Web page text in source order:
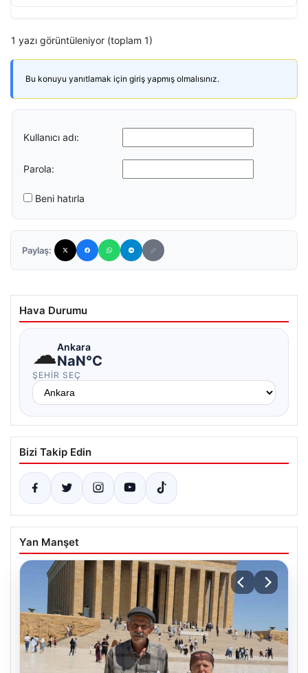
1 yazı görüntüleniyor (toplam 1)
Bu konuyu yanıtlamak için giriş yapmış olmalısınız.
Kullanıcı adı:
Parola:
Beni hatırla
Paylaş:
Hava Durumu
☁Ankara
NaN°C
ŞEHIR SEÇ
Bizi Takip Edin
Yan Manşet